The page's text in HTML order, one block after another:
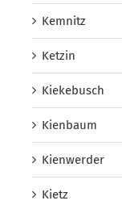
Kemnitz
Ketzin
Kiekebusch
Kienbaum
Kienwerder
Kietz